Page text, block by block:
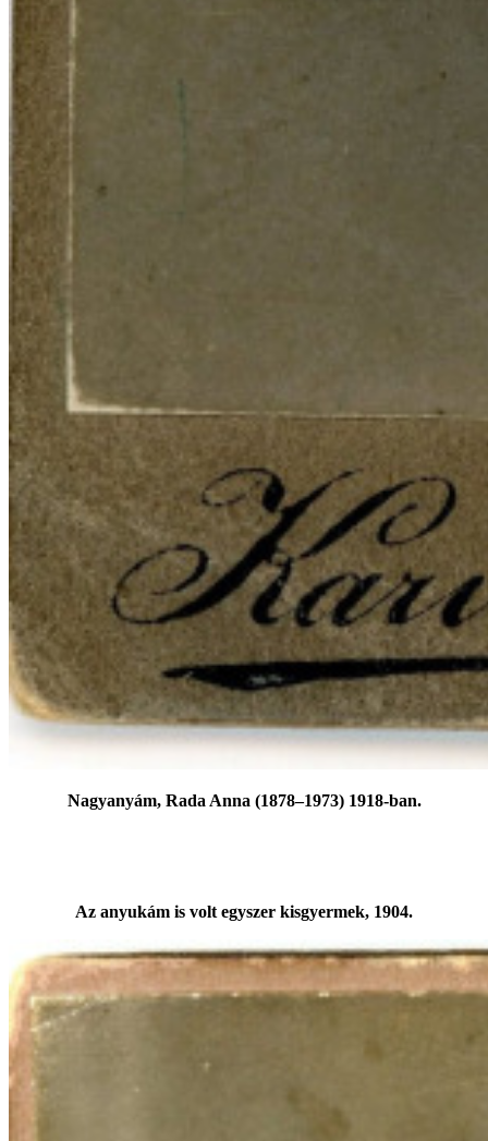
Nagyanyám, Rada Anna (1878‒1973) 1918-ban.
Az anyukám is volt egyszer kisgyermek, 1904.